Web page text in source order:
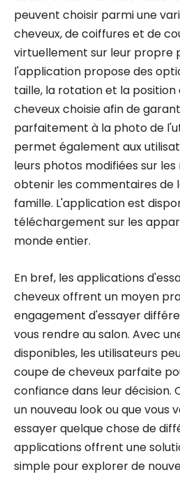
peuvent choisir parmi une
cheveux, de coiffures et de
virtuellement sur leur propre
l'application propose des
taille, la rotation et la position
cheveux choisie afin de
parfaitement à la photo de
permet également aux
leurs photos modifiées sur
obtenir les commentaires de
famille. L'application est
téléchargement sur les
monde entier.
En bref, les applications
cheveux offrent un moyen
engagement d'essayer
vous rendre au salon. Avec
disponibles, les utilisateurs
coupe de cheveux parfaite
confiance dans leur décision.
un nouveau look ou que vous
essayer quelque chose de
applications offrent une
simple pour explorer de